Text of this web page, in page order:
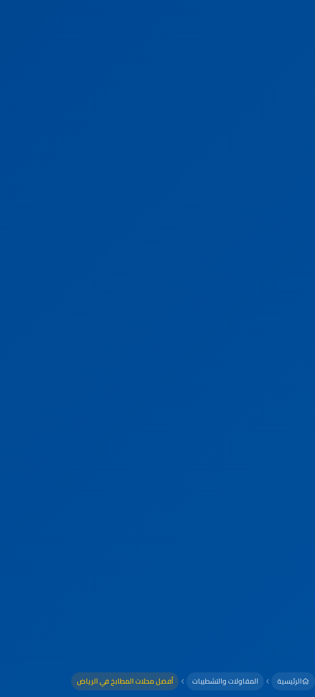
الرئيسية المقاولات والتشطيبات أفضل محلات المطابخ في الرياض